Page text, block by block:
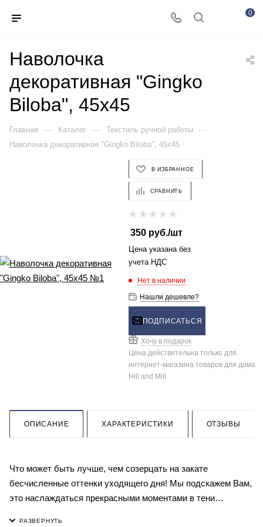
0
Наволочка
декоративная "Gingko
Biloba", 45х45
Главная — Каталог — Текстиль ручной работы —
Наволочка декоративная "Gingko Biloba", 45х45
В ИЗБРАННОЕ
СРАВНИТЬ
350руб./шт
Цена указана без
учета НДС
Нет в наличии
Нашли дешевле?
ПОДПИСАТЬСЯ
Хочу в подарок
Цена действительна только для
интернет-магазина товаров для дома
Hill and Mill
ОПИСАНИЕ ХАРАКТЕРИСТИКИ ОТЗЫВЫ
Что может быть лучше, чем созерцать на закате
бесчисленные оттенки уходящего дня! Мы подскажем Вам,
это наслаждаться прекрасными моментами в тени